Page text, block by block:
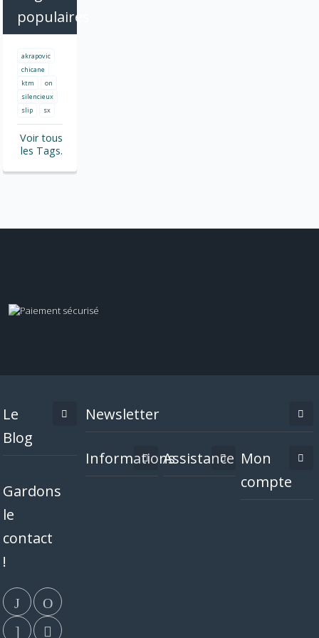
populaires
akrapovic
chicane
ktm
on
silencieux
slip
sx
Voir tous
les Tags.
Le
Blog
Gardons
le
contact
!
Newsletter
InformationsAssistance Mon
compte